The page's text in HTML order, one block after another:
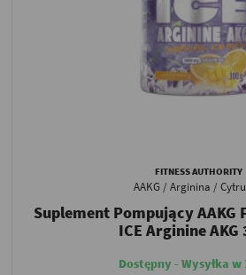
FITNESS AUTHORITY
AAKG / Arginina /
Suplement Pompujący
ICE Arginine AKG
Dostępny - Wysyłka w